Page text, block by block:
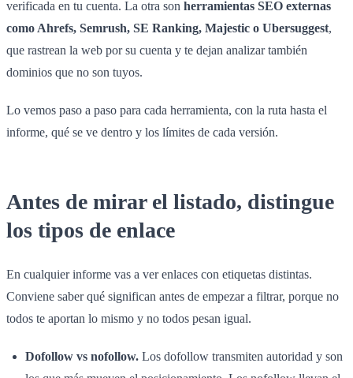
verificada en tu cuenta. La otra son herramientas SEO externas
como Ahrefs, Semrush, SE Ranking, Majestic o Ubersuggest,
que rastrean la web por su cuenta y te dejan analizar también
dominios que no son tuyos.
Lo vemos paso a paso para cada herramienta, con la ruta hasta el
informe, qué se ve dentro y los límites de cada versión.
Antes de mirar el listado, distingue
los tipos de enlace
En cualquier informe vas a ver enlaces con etiquetas distintas.
Conviene saber qué significan antes de empezar a filtrar, porque no
todos te aportan lo mismo y no todos pesan igual.
Dofollow vs nofollow. Los dofollow transmiten autoridad y son